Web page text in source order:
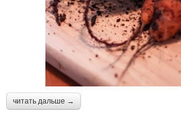
читать дальше →